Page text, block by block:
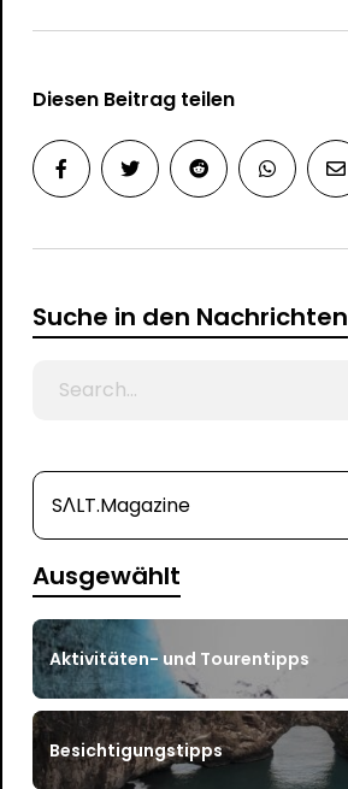
Diesen Beitrag teilen
Suche in den Nachrichten
SΛLT.Magazine
Ausgewählt
Aktivitäten- und Tourentipps
Besichtigungstipps